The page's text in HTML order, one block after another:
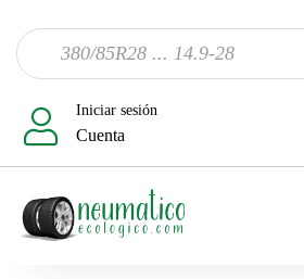
Iniciar sesión
Cuenta